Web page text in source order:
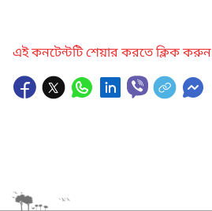
এই কনটেন্টটি শেয়ার করতে ক্লিক করুন